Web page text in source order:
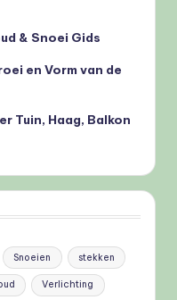
& Snoei Gids
en Vorm van de
Tuin, Haag, Balkon
Snoeien stekken
Verlichting